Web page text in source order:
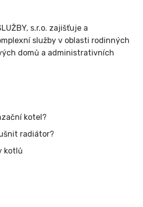
s.r.o. zajišťuje a
služby v oblasti rodinných
domů a administrativních
kotel?
radiátor?
kotlů